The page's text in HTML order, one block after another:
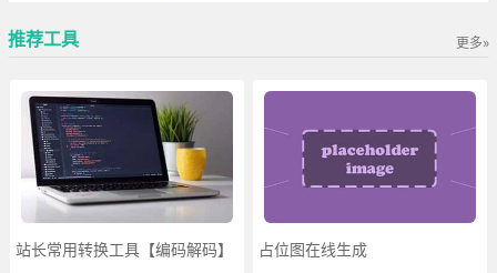
推荐工具 更多»
站长常用转换工具【编码解码】 占位图在线生成